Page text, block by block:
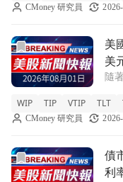
CMoney 研究員
前往美國國債市場崩
美
美
隨
以
-
WIP TIP VTIP TLT
CMoney 研究員
前往債市恐慌升溫！
債
利